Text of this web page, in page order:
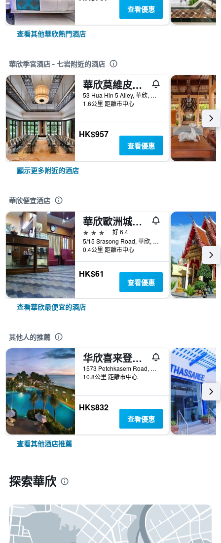
查看優惠
查看其他華欣熱門酒店
華欣季宮酒店 - 七岩附近的酒店
華欣莫維皮克阿薩拉水療及度假酒店
53 Hua Hin 5 Alley, 華欣, 泰國
1.6公里 距離市中心
HK$957
查看優惠
顯示更多附近的酒店
華欣便宜酒店
華欣歐洲城市酒店
3星級
好 6.4
5/15 Srasong Road, 華欣, 泰國
0.4公里 距離市中心
HK$61
查看優惠
查看華欣最便宜的酒店
其他人的推薦
华欣喜来登度假村及水疗中心
1573 Petchkasem Road, 華欣, 泰國
10.8公里 距離市中心
HK$832
查看優惠
查看其他酒店推薦
探索華欣